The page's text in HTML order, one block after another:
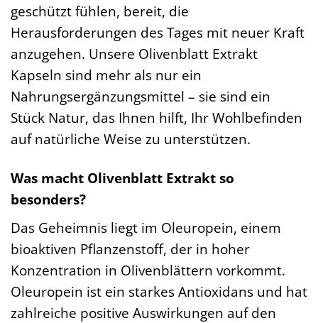
geschützt fühlen, bereit, die
Herausforderungen des Tages mit neuer Kraft
anzugehen. Unsere Olivenblatt Extrakt
Kapseln sind mehr als nur ein
Nahrungsergänzungsmittel – sie sind ein
Stück Natur, das Ihnen hilft, Ihr Wohlbefinden
auf natürliche Weise zu unterstützen.
Was macht Olivenblatt Extrakt so
besonders?
Das Geheimnis liegt im Oleuropein, einem
bioaktiven Pflanzenstoff, der in hoher
Konzentration in Olivenblättern vorkommt.
Oleuropein ist ein starkes Antioxidans und hat
zahlreiche positive Auswirkungen auf den